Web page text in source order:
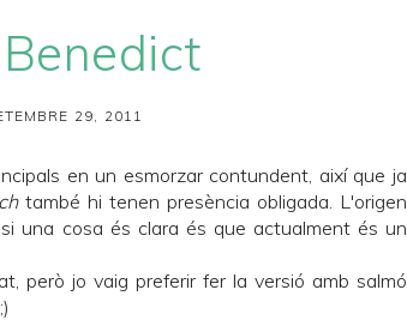
29, 2011
en un esmorzar contundent, així que ja
també hi tenen presència obligada. L'origen
una cosa és clara és que actualment és un
però jo vaig preferir fer la versió amb salmó